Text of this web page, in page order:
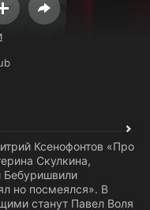
Ксенофонтов «Про
Скулкина,
Бебуришвили
но посмеялся». В
станут Павел Воля